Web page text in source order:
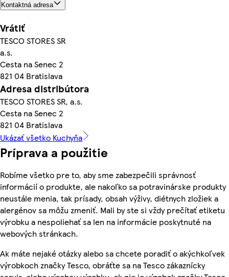
Kontaktná adresa
Vrátiť
TESCO STORES SR
a.s.
Cesta na Senec 2
821 04 Bratislava
Adresa distribútora
TESCO STORES SR, a.s.
Cesta na Senec 2
821 04 Bratislava
Ukázať všetko Kuchyňa
Príprava a použitie
Robíme všetko pre to, aby sme zabezpečili správnosť
informácií o produkte, ale nakoľko sa potravinárske produkty
neustále menia, tak prísady, obsah výživy, diétnych zložiek a
alergénov sa môžu zmeniť. Mali by ste si vždy prečítať etiketu
výrobku a nespoliehať sa len na informácie poskytnuté na
webových stránkach.
Ak máte nejaké otázky alebo sa chcete poradiť o akýchkoľvek
výrobkoch značky Tesco, obráťte sa na Tesco zákaznícky